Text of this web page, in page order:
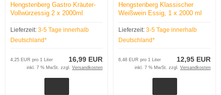
Hengstenberg Gastro Kräuter-
Vollwürzessig 2 x 2000ml
Lieferzeit: 3-5 Tage innerhalb
Deutschland*
16,99 EUR
4,25 EUR pro 1 Liter
inkl. 7 % MwSt. zzgl. Versandkosten
Hengstenberg Klassischer
Weißwein Essig, 1 x 2000 ml
Lieferzeit: 3-5 Tage innerhalb
Deutschland*
12,95 EUR
6,48 EUR pro 1 Liter
inkl. 7 % MwSt. zzgl. Versandkosten